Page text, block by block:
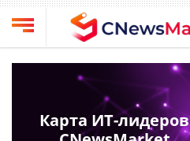
Выбрать
провайдера
CNews
Конференции
Карта ИТ-лидеров